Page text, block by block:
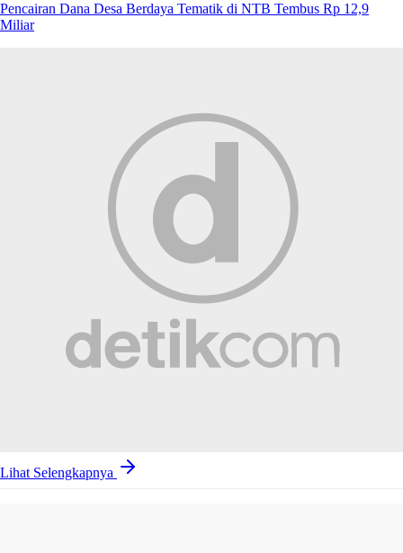
Pencairan Dana Desa Berdaya Tematik di NTB Tembus Rp 12,9
Miliar
Lihat Selengkapnya